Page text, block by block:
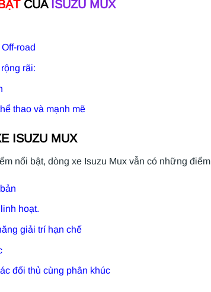
CỦA ISUZU MUX
road
rãi:
thao và mạnh mẽ
ISUZU MUX
nổi bật, dòng xe Isuzu Mux vẫn có những
hoạt.
giải trí hạn chế
đối thủ cùng phân khúc